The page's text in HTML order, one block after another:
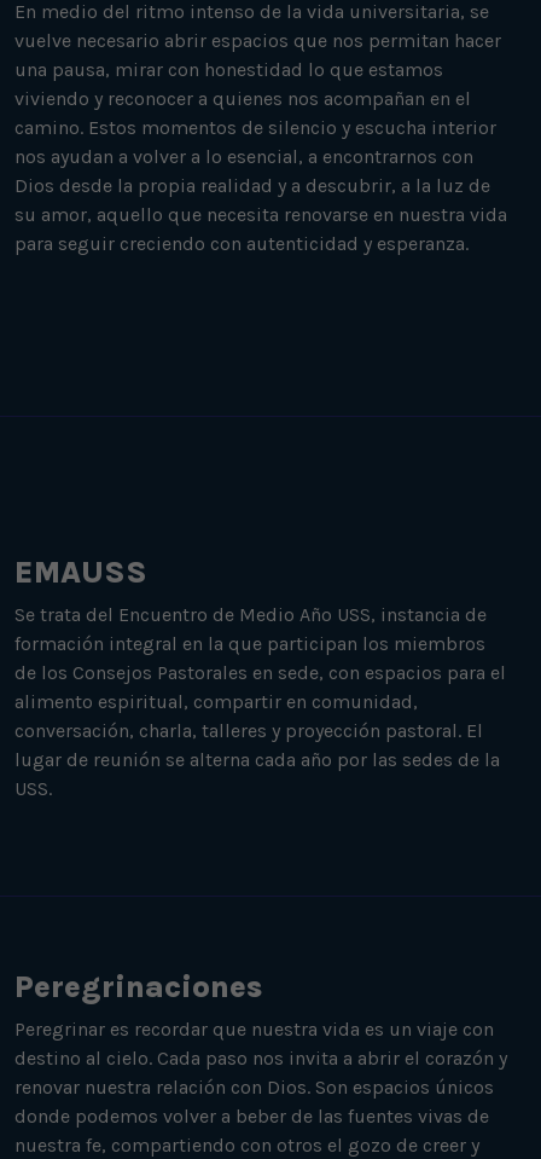
En medio del ritmo intenso de la vida universitaria, se
vuelve necesario abrir espacios que nos permitan hacer
una pausa, mirar con honestidad lo que estamos
viviendo y reconocer a quienes nos acompañan en el
camino. Estos momentos de silencio y escucha interior
nos ayudan a volver a lo esencial, a encontrarnos con
Dios desde la propia realidad y a descubrir, a la luz de
su amor, aquello que necesita renovarse en nuestra vida
para seguir creciendo con autenticidad y esperanza.
EMAUSS
Se trata del Encuentro de Medio Año USS, instancia de
formación integral en la que participan los miembros
de los Consejos Pastorales en sede, con espacios para el
alimento espiritual, compartir en comunidad,
conversación, charla, talleres y proyección pastoral. El
lugar de reunión se alterna cada año por las sedes de la
USS.
Peregrinaciones
Peregrinar es recordar que nuestra vida es un viaje con
destino al cielo. Cada paso nos invita a abrir el corazón y
renovar nuestra relación con Dios. Son espacios únicos
donde podemos volver a beber de las fuentes vivas de
nuestra fe, compartiendo con otros el gozo de creer y